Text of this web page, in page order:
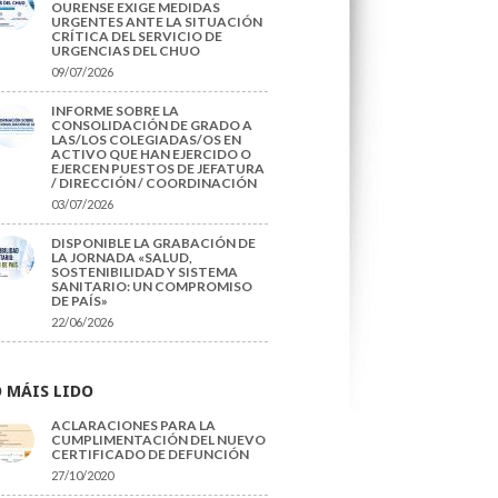
OURENSE EXIGE MEDIDAS
URGENTES ANTE LA SITUACIÓN
CRÍTICA DEL SERVICIO DE
URGENCIAS DEL CHUO
09/07/2026
INFORME SOBRE LA
CONSOLIDACIÓN DE GRADO A
LAS/LOS COLEGIADAS/OS EN
ACTIVO QUE HAN EJERCIDO O
EJERCEN PUESTOS DE JEFATURA
/ DIRECCIÓN / COORDINACIÓN
03/07/2026
DISPONIBLE LA GRABACIÓN DE
LA JORNADA «SALUD,
SOSTENIBILIDAD Y SISTEMA
SANITARIO: UN COMPROMISO
DE PAÍS»
22/06/2026
MÁIS LIDO
ACLARACIONES PARA LA
CUMPLIMENTACIÓN DEL NUEVO
CERTIFICADO DE DEFUNCIÓN
27/10/2020